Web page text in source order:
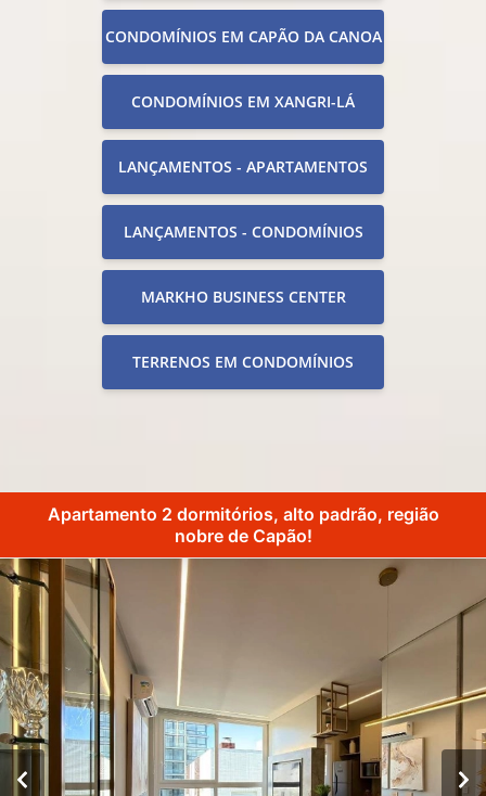
CONDOMÍNIOS EM CAPÃO DA CANOA
CONDOMÍNIOS EM XANGRI-LÁ
LANÇAMENTOS - APARTAMENTOS
LANÇAMENTOS - CONDOMÍNIOS
MARKHO BUSINESS CENTER
TERRENOS EM CONDOMÍNIOS
Apartamento 2 dormitórios, alto padrão, região
nobre de Capão!